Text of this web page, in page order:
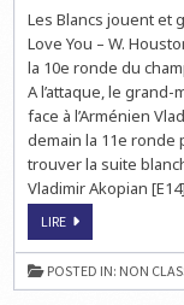
Les Blancs jouent et
Love You – W.
la 10e ronde du
A l’attaque, le
face à l’Arménien
demain la 11e
trouver la suite
Vladimir Akopian
LIREECHECS
TACTIQUE
:
FRESSINET
1-
POSTED IN: NON